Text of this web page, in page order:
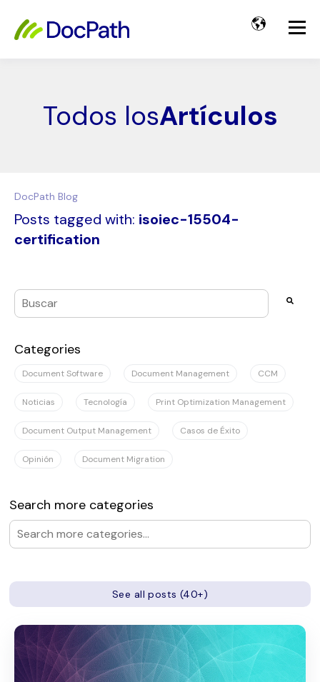
Todos losArtículos
DocPath Blog
Posts tagged with: isoiec-15504-
certification
Esto es un campo de búsqueda con una función de texto
Categories
Document Software Document Management CCM
Noticias Tecnología Print Optimization Management
Document Output Management Casos de Éxito
Opinión Document Migration
Search more categories
See all posts (40+)